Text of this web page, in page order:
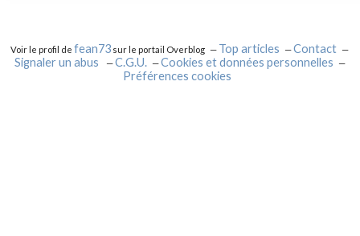
Voir le profil defean73 sur le portail Overblog Top articles
Contact
Signaler un abus
C.G.U.
Cookies et données personnelles
Préférences cookies